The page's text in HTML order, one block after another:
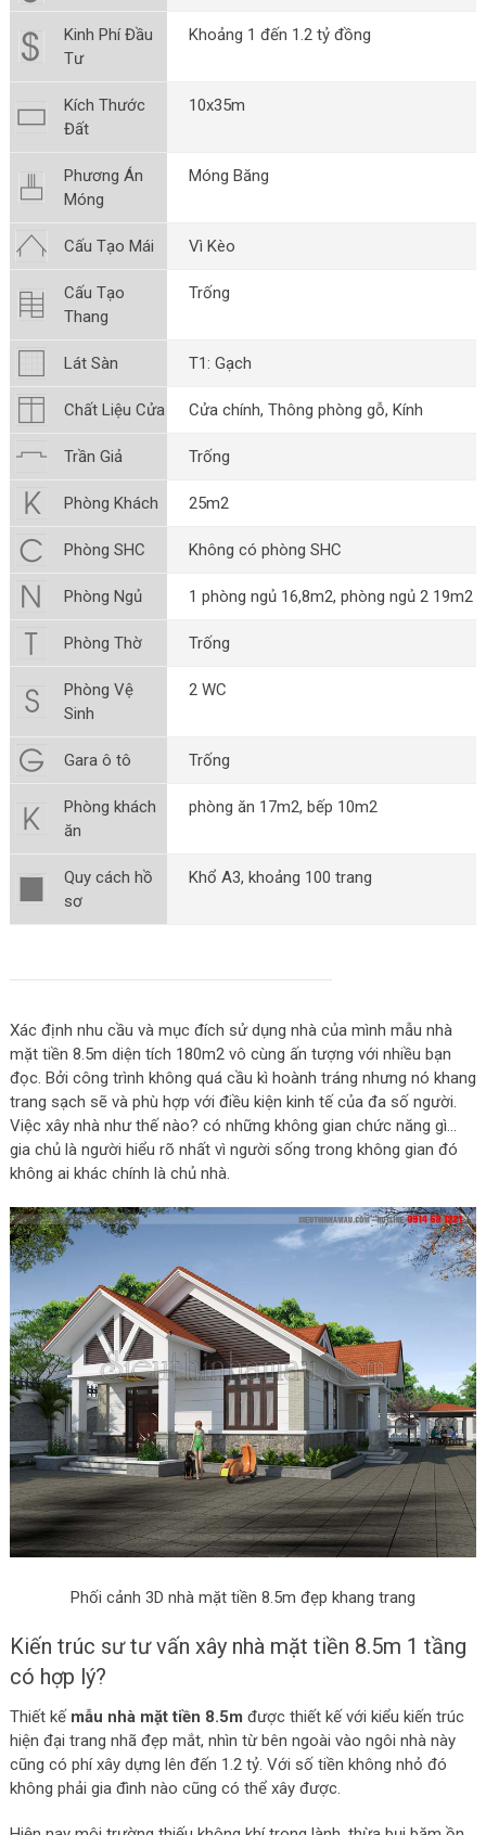
Kinh Phí Đầu
Tư
Khoảng 1 đến 1.2 tỷ đồng
Kích Thước
Đất
10x35m
Phương Án
Móng
Móng Băng
Cấu Tạo Mái Vì Kèo
Cấu Tạo
Thang
Trống
Lát Sàn T1: Gạch
Chất Liệu Cửa Cửa chính, Thông phòng gỗ, Kính
Trần Giả Trống
Phòng Khách 25m2
Phòng SHC Không có phòng SHC
Phòng Ngủ 1 phòng ngủ 16,8m2, phòng ngủ 2 19m2
Phòng Thờ Trống
Phòng Vệ
Sinh
2 WC
Gara ô tô Trống
Phòng khách
ăn
phòng ăn 17m2, bếp 10m2
Quy cách hồ
sơ
Khổ A3, khoảng 100 trang
Xác định nhu cầu và mục đích sử dụng nhà của mình mẫu nhà
mặt tiền 8.5m diện tích 180m2 vô cùng ấn tượng với nhiều bạn
đọc. Bởi công trình không quá cầu kì hoành tráng nhưng nó khang
trang sạch sẽ và phù hợp với điều kiện kinh tế của đa số người.
Việc xây nhà như thế nào? có những không gian chức năng gì…
gia chủ là người hiểu rõ nhất vì người sống trong không gian đó
không ai khác chính là chủ nhà.
Phối cảnh 3D nhà mặt tiền 8.5m đẹp khang trang
Kiến trúc sư tư vấn xây nhà mặt tiền 8.5m 1 tầng
có hợp lý?
Thiết kế mẫu nhà mặt tiền 8.5m được thiết kế với kiểu kiến trúc
hiện đại trang nhã đẹp mắt, nhìn từ bên ngoài vào ngôi nhà này
cũng có phí xây dựng lên đến 1.2 tỷ. Với số tiền không nhỏ đó
không phải gia đình nào cũng có thể xây được.